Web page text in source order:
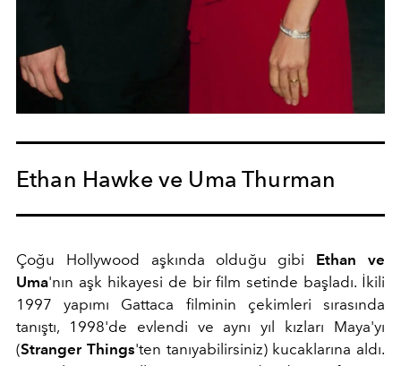
Ethan Hawke ve Uma Thurman
Çoğu Hollywood aşkında olduğu gibi Ethan ve
Uma'nın aşk hikayesi de bir film setinde başladı. İkili
1997 yapımı Gattaca filminin çekimleri sırasında
tanıştı, 1998'de evlendi ve aynı yıl kızları Maya'yı
(Stranger Things'ten tanıyabilirsiniz) kucaklarına aldı.